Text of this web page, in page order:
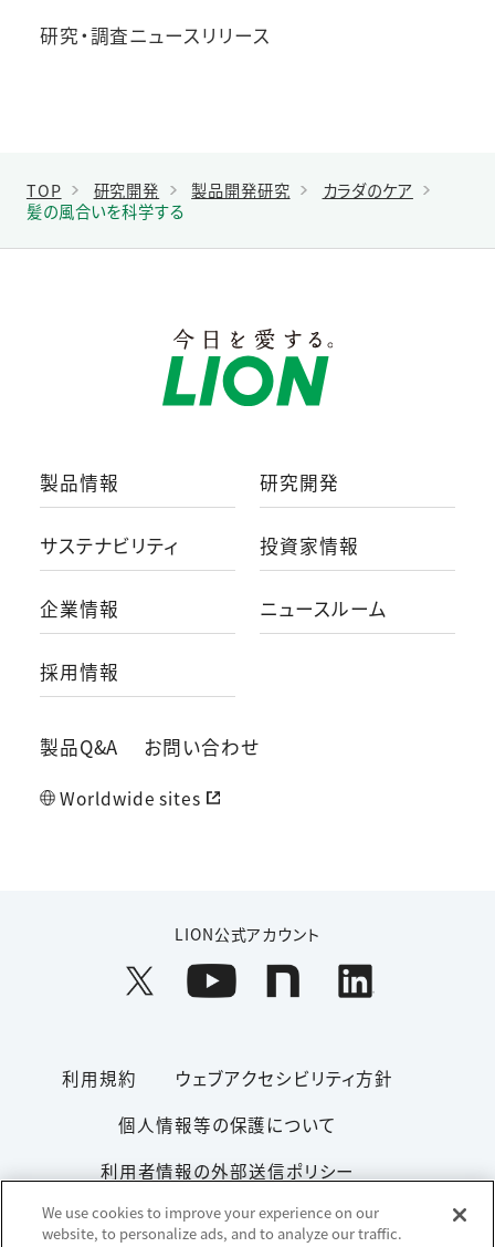
研究・調査ニュースリリース
TOP 研究開発 製品開発研究
カラダのケア
髪の風合いを科学する
製品情報 研究開発
サステナビリティ 投資家情報
企業情報 ニュースルーム
採用情報
製品Q&A お問い合わせ
Worldwide sites
LION公式アカウント
利用規約
ウェブアクセシビリティ方針
個人情報等の保護について
利用者情報の外部送信ポリシー
ソーシャルメディアポリシー
サイトマップ
We use cookies to improve your experience on our
website, to personalize ads, and to analyze our traffic.